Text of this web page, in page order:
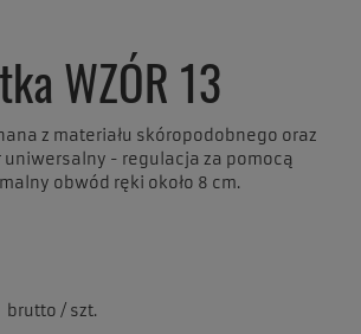
WZÓR 13
z materiału skóropodobnego oraz
uniwersalny - regulacja za pomocą
obwód ręki około 8 cm.
brutto / szt.